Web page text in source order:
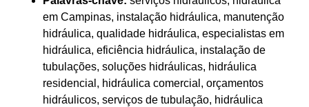
em Campinas, instalação hidráulica, manutenção
hidráulica, qualidade hidráulica, especialistas em
hidráulica, eficiência hidráulica, instalação de
tubulações, soluções hidráulicas, hidráulica
residencial, hidráulica comercial, orçamentos
hidráulicos, serviços de tubulação, hidráulica